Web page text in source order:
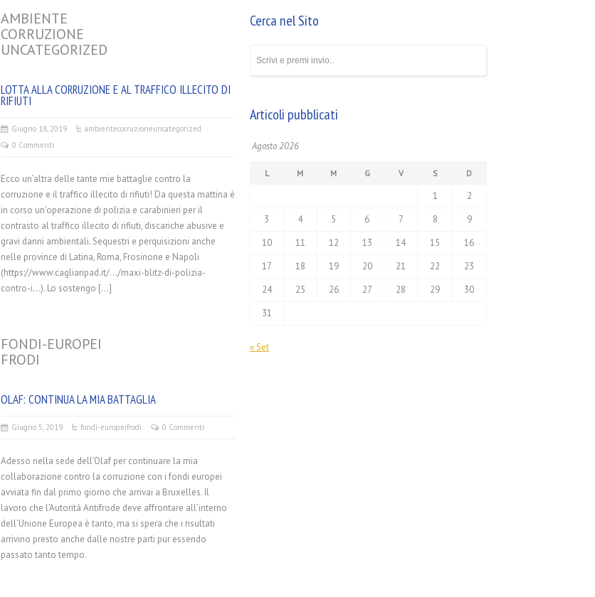
AMBIENTE
CORRUZIONE
UNCATEGORIZED
LOTTA ALLA CORRUZIONE E AL TRAFFICO ILLECITO DI
RIFIUTI
Giugno 18, 2019 ambientecorruzioneuncategorized
0 Commenti
Ecco un’altra delle tante mie battaglie contro la
corruzione e il traffico illecito di rifiuti! Da questa mattina è
in corso un’operazione di polizia e carabinieri per il
contrasto al traffico illecito di rifiuti, discariche abusive e
gravi danni ambientali. Sequestri e perquisizioni anche
nelle province di Latina, Roma, Frosinone e Napoli
(https://www.cagliaripad.it/…/maxi-blitz-di-polizia-
contro-i…). Lo sostengo […]
FONDI-EUROPEI
FRODI
OLAF: CONTINUA LA MIA BATTAGLIA
Giugno 5, 2019 fondi-europeifrodi 0 Commenti
Adesso nella sede dell’Olaf per continuare la mia
collaborazione contro la corruzione con i fondi europei
avviata fin dal primo giorno che arrivai a Bruxelles. Il
lavoro che l’Autorità Antifrode deve affrontare all’interno
dell’Unione Europea è tanto, ma si spera che i risultati
arrivino presto anche dalle nostre parti pur essendo
passato tanto tempo.
Cerca nel Sito
Articoli pubblicati
Agosto 2026
L M M G V S D
1
2
3
4 5 6 7 8
9
10
11 12 13 14 15
16
17
18 19 20 21 22
23
24
25 26 27 28 29
30
31
« Set